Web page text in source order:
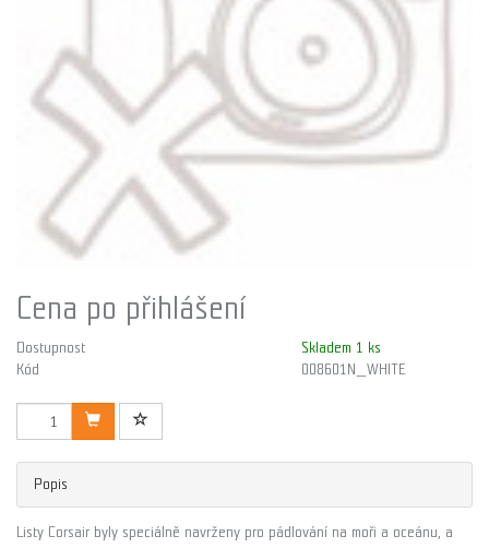
Cena po přihlášení
Dostupnost
Skladem 1 ks
Kód
008601N_WHITE
Popis
Listy Corsair byly speciálně navrženy pro pádlování na moři a oceánu, a